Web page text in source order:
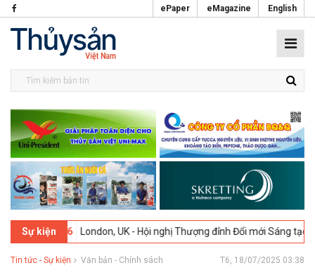
ePaper eMagazine English
Sự kiện
2026 London, UK - Hội nghị Thượng đỉnh Đổi mới Sáng tạo trong
Tin tức - Sự kiện Văn bản - Chính sách T6, 18/07/2025 03:38